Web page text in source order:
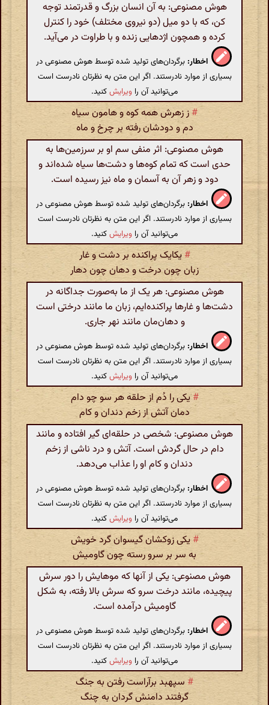
هوش مصنوعی: به آن انسان بزرگ و قدرتمند توجه
کن، که با دو میل (دو نیروی مختلف) خود را کنترل
کرده و همچون اژدهایی زنده و با طراوت در می‌آید.
اخطار: برگردان‌های تولید شده توسط هوش مصنوعی در
بسیاری از موارد نادرستند. اگر این متن به نظرتان نادرست است
می‌توانید آن را ویرایشکنید.
# ز زهرش همه کوه و هامون سیاه
دم و دودشان رفته بر چرخ و ماه
هوش مصنوعی: اثر منفی سم او بر سرزمین‌ها به
حدی است که تمام کوه‌ها و دشت‌ها سیاه شده‌اند و
دود و زهر آن به آسمان و ماه نیز رسیده است.
اخطار: برگردان‌های تولید شده توسط هوش مصنوعی در
بسیاری از موارد نادرستند. اگر این متن به نظرتان نادرست است
می‌توانید آن را ویرایشکنید.
# یکایک پراکنده بر دشت و غار
زبان چون درخت و دهان چون دهار
هوش مصنوعی: هر یک از ما به‌صورت جداگانه در
دشت‌ها و غارها پراکنده‌ایم، زبان ما مانند درختی است
و دهان‌مان مانند نهر جاری.
اخطار: برگردان‌های تولید شده توسط هوش مصنوعی در
بسیاری از موارد نادرستند. اگر این متن به نظرتان نادرست است
می‌توانید آن را ویرایشکنید.
#یکی را دُم از حلقه هر سو چو دام
دمان آتش از زخم دندان و کام
هوش مصنوعی: شخصی در حلقه‌ای گیر افتاده و مانند
دام در حال گردش است. آتش و درد ناشی از زخم
دندان و کام او را عذاب می‌دهد.
اخطار: برگردان‌های تولید شده توسط هوش مصنوعی در
بسیاری از موارد نادرستند. اگر این متن به نظرتان نادرست است
می‌توانید آن را ویرایشکنید.
# یکی زوکشان گیسوان گرد خویش
به سر بر سرو رسته چون گاومیش
هوش مصنوعی: یکی از آنها که موهایش را دور سرش
پیچیده، مانند درخت سرو که سرش بالا رفته، به شکل
گاومیش درآمده است.
اخطار: برگردان‌های تولید شده توسط هوش مصنوعی در
بسیاری از موارد نادرستند. اگر این متن به نظرتان نادرست است
می‌توانید آن را ویرایشکنید.
# سپهبد برآراست رفتن به جنگ
گرفتند دامنش گردان به چنگ